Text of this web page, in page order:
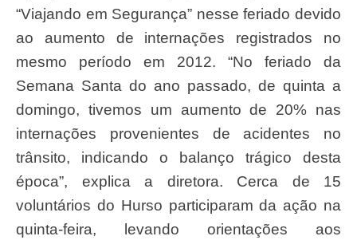
“Viajando em Segurança” nesse feriado devido
ao aumento de internações registrados no
mesmo período em 2012. “No feriado da
Semana Santa do ano passado, de quinta a
domingo, tivemos um aumento de 20% nas
internações provenientes de acidentes no
trânsito, indicando o balanço trágico desta
época”, explica a diretora. Cerca de 15
voluntários do Hurso participaram da ação na
quinta-feira, levando orientações aos